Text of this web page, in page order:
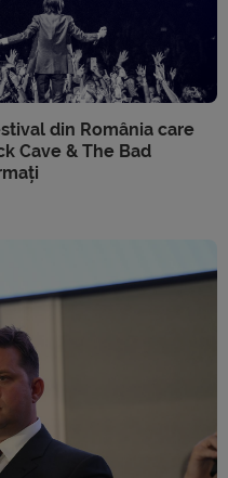
din România care
Cave & The Bad